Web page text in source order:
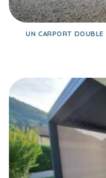
UN CARPORT DOUBLE